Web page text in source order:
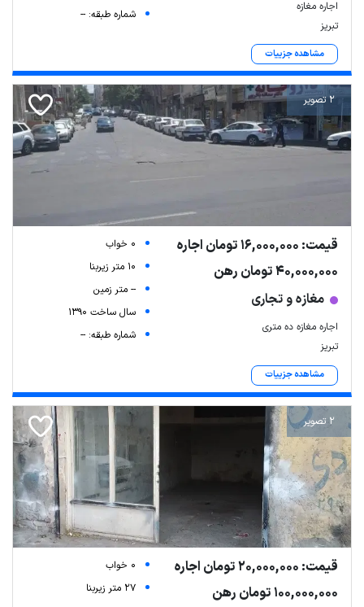
اجاره مغازه
تبریز
مشاهده جزییات
شماره طبقه: --
2 تصویر
قیمت: 16,000,000 تومان اجاره
40,000,000 تومان رهن
مغازه و تجاری
اجاره مغازه ده متری
تبریز
مشاهده جزییات
0 خواب
10 متر زیربنا
-- متر زمین
سال ساخت 1390
شماره طبقه: --
2 تصویر
قیمت: 20,000,000 تومان اجاره
100,000,000 تومان رهن
0 خواب
27 متر زیربنا